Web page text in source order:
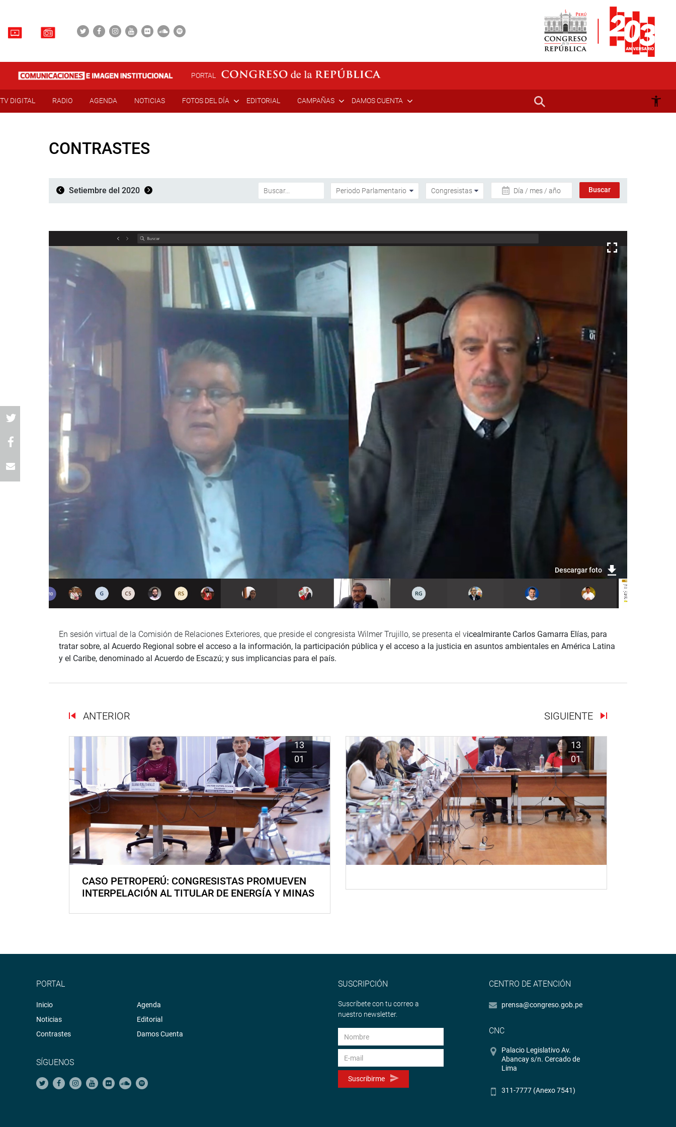
PORTAL
TV DIGITAL RADIO AGENDA NOTICIAS FOTOS DEL DÍA EDITORIAL CAMPAÑAS DAMOS CUENTA
CONTRASTES
Setiembre del 2020 Día / mes / año
Descargar foto
En sesión virtual de la Comisión de Relaciones Exteriores, que preside el congresista Wilmer Trujillo, se presenta el vicealmirante Carlos Gamarra Elías, para
tratar sobre, al Acuerdo Regional sobre el acceso a la información, la participación pública y el acceso a la justicia en asuntos ambientales en América Latina
y el Caribe, denominado al Acuerdo de Escazú; y sus implicancias para el país.
ANTERIOR SIGUIENTE
13
01
CASO PETROPERÚ: CONGRESISTAS PROMUEVEN
INTERPELACIÓN AL TITULAR DE ENERGÍA Y MINAS
13
01
PORTAL
Inicio
Noticias
Contrastes
Agenda
Editorial
Damos Cuenta
SÍGUENOS
SUSCRIPCIÓN
Suscríbete con tu correo a
nuestro newsletter.
Suscribirme
CENTRO DE ATENCIÓN
prensa@congreso.gob.pe
CNC
Palacio Legislativo Av.
Abancay s/n. Cercado de
Lima
311-7777 (Anexo 7541)